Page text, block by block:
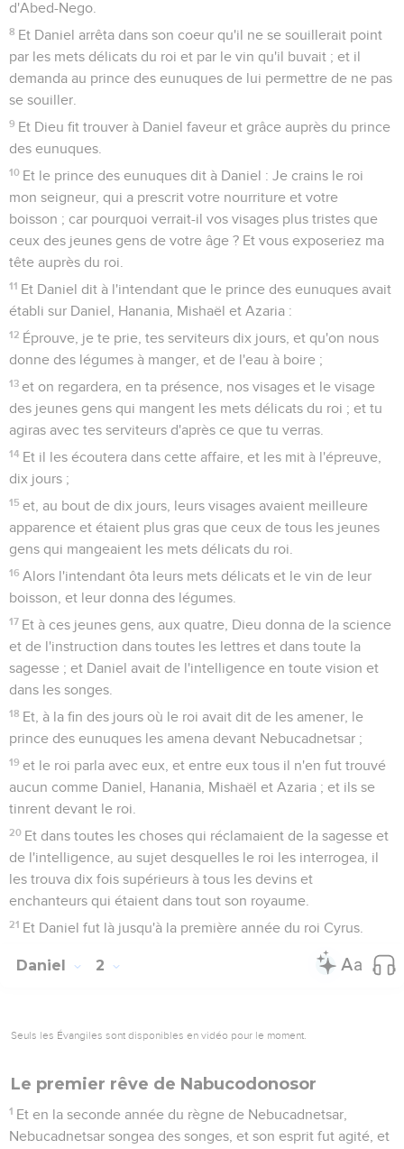
d'Abed-Nego.
8 Et Daniel arrêta dans son coeur qu'il ne se souillerait point
par les mets délicats du roi et par le vin qu'il buvait ; et il
demanda au prince des eunuques de lui permettre de ne pas
se souiller.
9 Et Dieu fit trouver à Daniel faveur et grâce auprès du prince
des eunuques.
10 Et le prince des eunuques dit à Daniel : Je crains le roi
mon seigneur, qui a prescrit votre nourriture et votre
boisson ; car pourquoi verrait-il vos visages plus tristes que
ceux des jeunes gens de votre âge ? Et vous exposeriez ma
tête auprès du roi.
11 Et Daniel dit à l'intendant que le prince des eunuques avait
établi sur Daniel, Hanania, Mishaël et Azaria :
12 Éprouve, je te prie, tes serviteurs dix jours, et qu'on nous
donne des légumes à manger, et de l'eau à boire ;
13 et on regardera, en ta présence, nos visages et le visage
des jeunes gens qui mangent les mets délicats du roi ; et tu
agiras avec tes serviteurs d'après ce que tu verras.
14 Et il les écoutera dans cette affaire, et les mit à l'épreuve,
dix jours ;
15 et, au bout de dix jours, leurs visages avaient meilleure
apparence et étaient plus gras que ceux de tous les jeunes
gens qui mangeaient les mets délicats du roi.
16 Alors l'intendant ôta leurs mets délicats et le vin de leur
boisson, et leur donna des légumes.
17 Et à ces jeunes gens, aux quatre, Dieu donna de la science
et de l'instruction dans toutes les lettres et dans toute la
sagesse ; et Daniel avait de l'intelligence en toute vision et
dans les songes.
18 Et, à la fin des jours où le roi avait dit de les amener, le
prince des eunuques les amena devant Nebucadnetsar ;
19 et le roi parla avec eux, et entre eux tous il n'en fut trouvé
aucun comme Daniel, Hanania, Mishaël et Azaria ; et ils se
tinrent devant le roi.
20 Et dans toutes les choses qui réclamaient de la sagesse et
de l'intelligence, au sujet desquelles le roi les interrogea, il
les trouva dix fois supérieurs à tous les devins et
enchanteurs qui étaient dans tout son royaume.
21 Et Daniel fut là jusqu'à la première année du roi Cyrus.
Daniel 2
Seuls les Évangiles sont disponibles en vidéo pour le moment.
Le premier rêve de Nabucodonosor
1 Et en la seconde année du règne de Nebucadnetsar,
Nebucadnetsar songea des songes, et son esprit fut agité, et